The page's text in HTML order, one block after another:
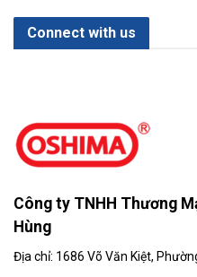
Connect with us
Công ty TNHH Thương
Hùng
Địa chỉ: 1686 Võ Văn Kiệt,